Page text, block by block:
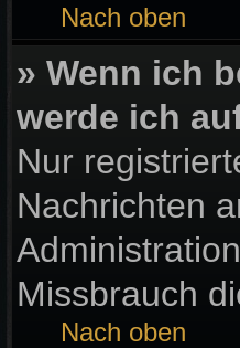
Nach oben
» Wenn ich
werde ich
Nur
Nachrichten
Missbrauch
Nach oben